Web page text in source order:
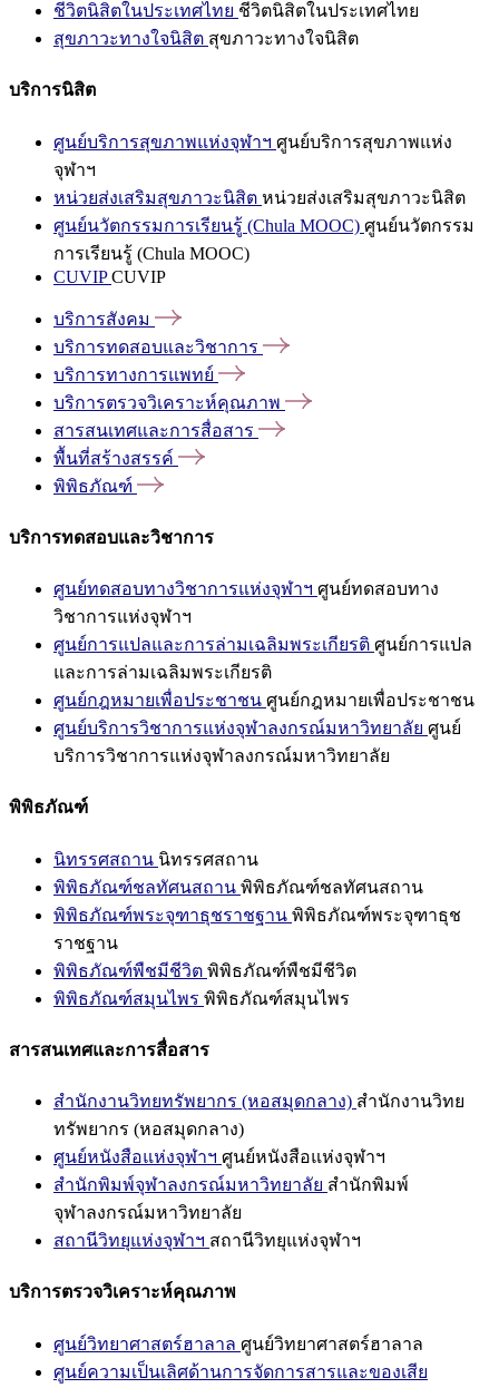
ชีวิตนิสิตในประเทศไทย ชีวิตนิสิตในประเทศไทย
สุขภาวะทางใจนิสิต สุขภาวะทางใจนิสิต
บริการนิสิต
ศูนย์บริการสุขภาพแห่งจุฬาฯ ศูนย์บริการสุขภาพแห่ง
จุฬาฯ
หน่วยส่งเสริมสุขภาวะนิสิต หน่วยส่งเสริมสุขภาวะนิสิต
ศูนย์นวัตกรรมการเรียนรู้ (Chula MOOC) ศูนย์นวัตกรรม
การเรียนรู้ (Chula MOOC)
CUVIPCUVIP
บริการสังคม
บริการทดสอบและวิชาการ
บริการทางการแพทย์
บริการตรวจวิเคราะห์คุณภาพ
สารสนเทศและการสื่อสาร
พื้นที่สร้างสรรค์
พิพิธภัณฑ์
บริการทดสอบและวิชาการ
ศูนย์ทดสอบทางวิชาการแห่งจุฬาฯ ศูนย์ทดสอบทาง
วิชาการแห่งจุฬาฯ
ศูนย์การแปลและการล่ามเฉลิมพระเกียรติ ศูนย์การแปล
และการล่ามเฉลิมพระเกียรติ
ศูนย์กฎหมายเพื่อประชาชน ศูนย์กฎหมายเพื่อประชาชน
ศูนย์บริการวิชาการแห่งจุฬาลงกรณ์มหาวิทยาลัย ศูนย์
บริการวิชาการแห่งจุฬาลงกรณ์มหาวิทยาลัย
พิพิธภัณฑ์
นิทรรศสถาน นิทรรศสถาน
พิพิธภัณฑ์ชลทัศนสถาน พิพิธภัณฑ์ชลทัศนสถาน
พิพิธภัณฑ์พระจุฑาธุชราชฐาน พิพิธภัณฑ์พระจุฑาธุช
ราชฐาน
พิพิธภัณฑ์พืชมีชีวิต พิพิธภัณฑ์พืชมีชีวิต
พิพิธภัณฑ์สมุนไพร พิพิธภัณฑ์สมุนไพร
สารสนเทศและการสื่อสาร
สำนักงานวิทยทรัพยากร (หอสมุดกลาง) สำนักงานวิทย
ทรัพยากร (หอสมุดกลาง)
ศูนย์หนังสือแห่งจุฬาฯ ศูนย์หนังสือแห่งจุฬาฯ
สำนักพิมพ์จุฬาลงกรณ์มหาวิทยาลัย สำนักพิมพ์
จุฬาลงกรณ์มหาวิทยาลัย
สถานีวิทยุแห่งจุฬาฯ สถานีวิทยุแห่งจุฬาฯ
บริการตรวจวิเคราะห์คุณภาพ
ศูนย์วิทยาศาสตร์ฮาลาล ศูนย์วิทยาศาสตร์ฮาลาล
ศูนย์ความเป็นเลิศด้านการจัดการสารและของเสีย